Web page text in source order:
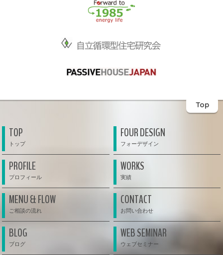
Top
TOP FOUR DESIGN
PROFILE WORKS
MENU & FLOW CONTACT
BLOG WEB SEMINAR